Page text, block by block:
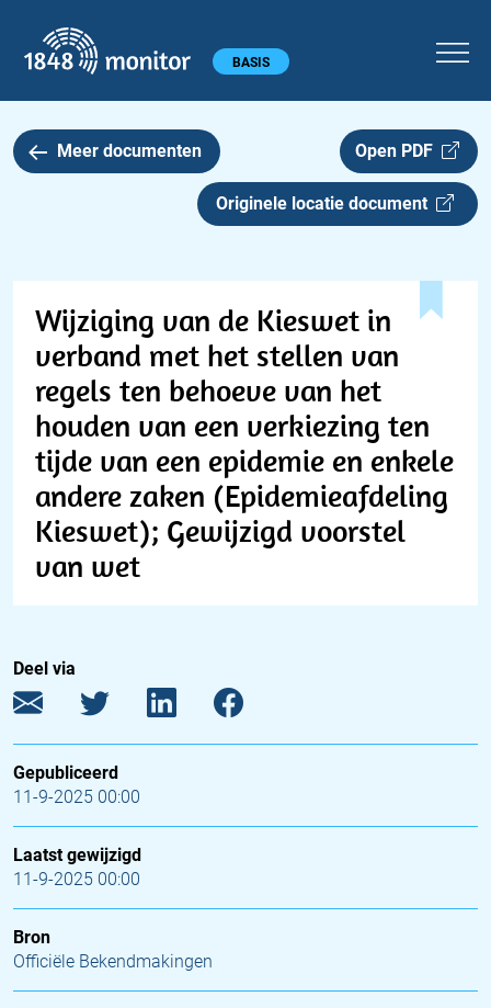
Hoofdmenu BASIS
Meer documenten Open PDF
Originele locatie document
Wijziging van de Kieswet in
verband met het stellen van
regels ten behoeve van het
houden van een verkiezing ten
tijde van een epidemie en enkele
andere zaken (Epidemieafdeling
Kieswet); Gewijzigd voorstel
van wet
Deel via
Gepubliceerd
11-9-2025 00:00
Laatst gewijzigd
11-9-2025 00:00
Bron
Officiële Bekendmakingen